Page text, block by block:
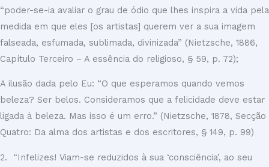
“poder-se-ia avaliar o grau de ódio que lhes inspira a vida pela
medida em que eles [os artistas] querem ver a sua imagem
falseada, esfumada, sublimada, divinizada” (Nietzsche, 1886,
Capítulo Terceiro – A essência do religioso, § 59, p. 72);
A ilusão dada pelo Eu: “O que esperamos quando vemos
beleza? Ser belos. Consideramos que a felicidade deve estar
ligada à beleza. Mas isso é um erro.” (Nietzsche, 1878, Secção
Quatro: Da alma dos artistas e dos escritores, § 149, p. 99)
2. “Infelizes! Viam-se reduzidos à sua ‘consciência’, ao seu